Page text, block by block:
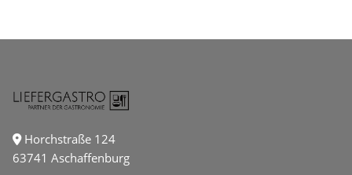
Horchstraße 124
63741 Aschaffenburg